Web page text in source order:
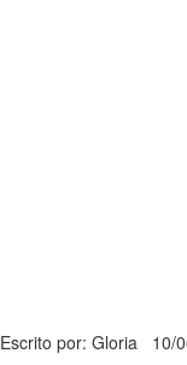
Escrito por: Gloria 10/